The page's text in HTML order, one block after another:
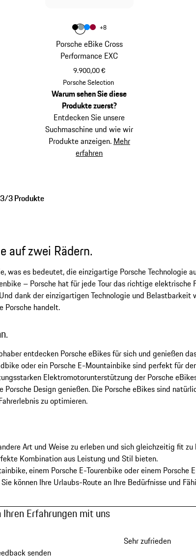
Porsche eBike Cross
Performance EXC
9.900,00 €
tiefschwarzmetallic
Farbe
Farbetiefschwarzmetallic
Farbe Shadegreen Metallic
Farbesharkblue
Farbe
+8
Porsche Selection
Warum sehen Sie diese
Produkte zuerst?
Entdecken Sie unsere
Suchmaschine und wie wir
Produkte anzeigen. Mehr
erfahren
3/3 Produkte
auf zwei Rädern.
es bedeutet, die einzigartige Porsche Technologie
– Porsche hat für jede Tour das richtige elektrische
dank der einzigartigen Technologie und Belastbarkeit
Porsche handelt.
entdecken Porsche eBikes für sich und genießen
oder ein Porsche E-Mountainbike sind perfekt für
Elektromotorunterstützung der Porsche
Design genießen. Die Porsche eBikes sind
zu optimieren.
Art und Weise zu erleben und sich gleichzeitig fit
Kombination aus Leistung und Stil bieten.
einem Porsche E-Tourenbike oder einem
können Ihre Urlaubs-Route an Ihre Bedürfnisse und
Ihren Erfahrungen mit uns
Sehr zufrieden
senden